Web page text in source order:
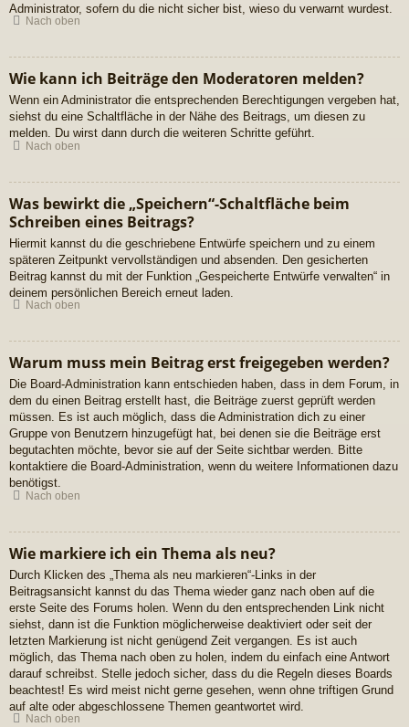
Administrator, sofern du die nicht sicher bist, wieso du verwarnt wurdest.
Nach oben
Wie kann ich Beiträge den Moderatoren melden?
Wenn ein Administrator die entsprechenden Berechtigungen vergeben hat,
siehst du eine Schaltfläche in der Nähe des Beitrags, um diesen zu
melden. Du wirst dann durch die weiteren Schritte geführt.
Nach oben
Was bewirkt die „Speichern“-Schaltfläche beim
Schreiben eines Beitrags?
Hiermit kannst du die geschriebene Entwürfe speichern und zu einem
späteren Zeitpunkt vervollständigen und absenden. Den gesicherten
Beitrag kannst du mit der Funktion „Gespeicherte Entwürfe verwalten“ in
deinem persönlichen Bereich erneut laden.
Nach oben
Warum muss mein Beitrag erst freigegeben werden?
Die Board-Administration kann entschieden haben, dass in dem Forum, in
dem du einen Beitrag erstellt hast, die Beiträge zuerst geprüft werden
müssen. Es ist auch möglich, dass die Administration dich zu einer
Gruppe von Benutzern hinzugefügt hat, bei denen sie die Beiträge erst
begutachten möchte, bevor sie auf der Seite sichtbar werden. Bitte
kontaktiere die Board-Administration, wenn du weitere Informationen dazu
benötigst.
Nach oben
Wie markiere ich ein Thema als neu?
Durch Klicken des „Thema als neu markieren“-Links in der
Beitragsansicht kannst du das Thema wieder ganz nach oben auf die
erste Seite des Forums holen. Wenn du den entsprechenden Link nicht
siehst, dann ist die Funktion möglicherweise deaktiviert oder seit der
letzten Markierung ist nicht genügend Zeit vergangen. Es ist auch
möglich, das Thema nach oben zu holen, indem du einfach eine Antwort
darauf schreibst. Stelle jedoch sicher, dass du die Regeln dieses Boards
beachtest! Es wird meist nicht gerne gesehen, wenn ohne triftigen Grund
auf alte oder abgeschlossene Themen geantwortet wird.
Nach oben